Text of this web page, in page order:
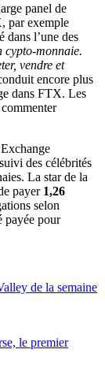
panel de
par exemple
dans l’une des
cypto-monnaie.
vendre et
encore plus
dans FTX. Les
des célébrités
La star de la
payer 1,26
selon
payée pour
de la semaine
le premier